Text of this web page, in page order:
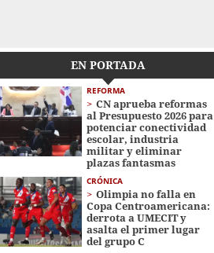
EN PORTADA
REFORMA
CN aprueba reformas
al Presupuesto 2026 para
potenciar conectividad
escolar, industria
militar y eliminar
plazas fantasmas
CRÓNICA
Olimpia no falla en
Copa Centroamericana:
derrota a UMECIT y
asalta el primer lugar
del grupo C